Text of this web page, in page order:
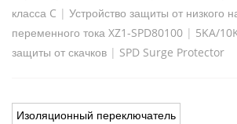
класса C | Устройство защиты от низкого
переменного тока XZ1-SPD80100 | 5KA/
защиты от скачков | SPD Surge Protector
Изоляционный переключатель